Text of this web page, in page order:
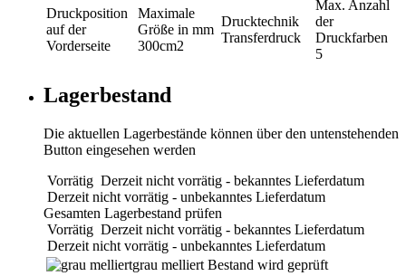
Druckposition
auf der
Vorderseite
Maximale
Größe in mm
300cm2
Drucktechnik
Transferdruck
Max. Anzahl
der
Druckfarben
5
Lagerbestand
Die aktuellen Lagerbestände können über den untenstehenden
Button eingesehen werden
Vorrätig Derzeit nicht vorrätig - bekanntes Lieferdatum
Derzeit nicht vorrätig - unbekanntes Lieferdatum
Gesamten Lagerbestand prüfen
Vorrätig Derzeit nicht vorrätig - bekanntes Lieferdatum
Derzeit nicht vorrätig - unbekanntes Lieferdatum
grau melliert Bestand wird geprüft